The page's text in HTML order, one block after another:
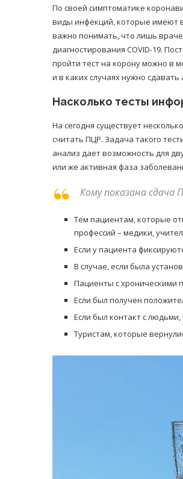
По своей симптоматике
виды инфекций, которые имеют
важно понимать, что лишь
диагностирования COVID-19.
пройти тест на корону можно в
и в каких случаях нужно сдавать
Насколько тесты
На сегодня существует
считать ПЦР. Задача такого
анализ дает возможность для
или же активная фаза
Кому показана
Тем пациентам, которые
профессий – медики,
Если у пациента
В случае, если была
Пациенты с хроническими
Если был получен
Если был контакт с
Туристам, которые